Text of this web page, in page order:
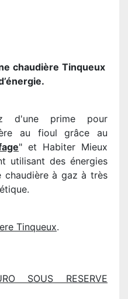
chaudière Tinqueux
d'une prime pour
au fioul grâce au
" et Habiter Mieux
utilisant des énergies
chaudière à gaz à très
Tinqueux.
SOUS RESERVE